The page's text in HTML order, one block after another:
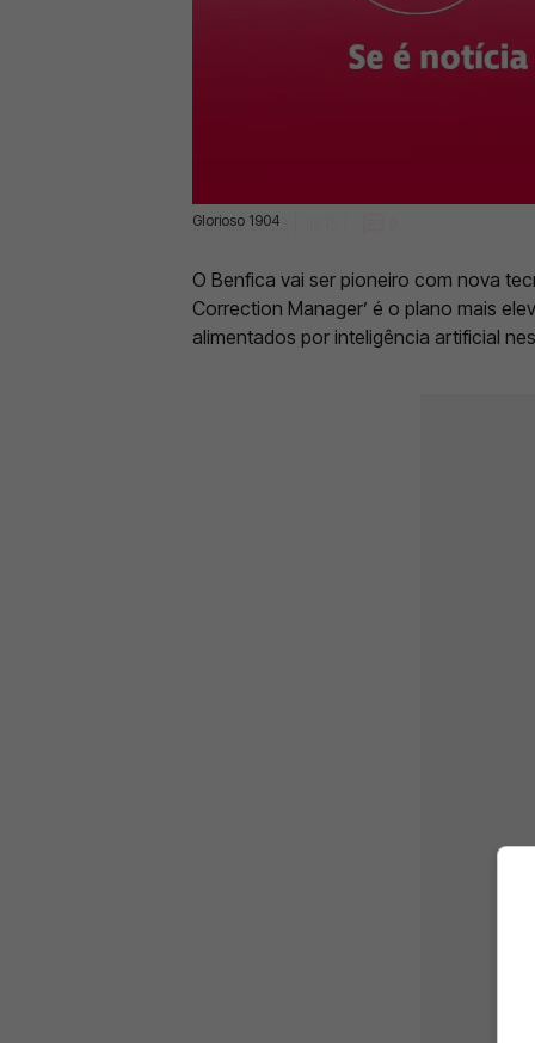
Glorioso 1904
08 Fev 2023 | 10:15 |
O Benfica vai ser pioneiro com nova
Correction Manager’ é o plano mais
alimentados por inteligência artificial